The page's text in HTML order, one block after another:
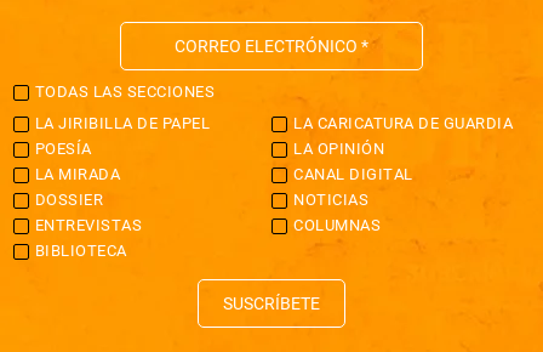
TODAS LAS SECCIONES
LA JIRIBILLA DE PAPEL
LA CARICATURA DE GUARDIA
POESÍA
LA OPINIÓN
LA MIRADA
CANAL DIGITAL
DOSSIER
NOTICIAS
ENTREVISTAS
COLUMNAS
BIBLIOTECA
SUSCRÍBETE